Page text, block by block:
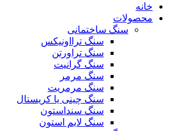
خانه
محصولات
سنگ ساختمانی
سنگ ترااونیکس
سنگ تراورتن
سنگ گرانیت
سنگ مرمر
سنگ مرمریت
سنگ چینی یا کریستال
سنگ سنداستون
سنگ لایم استون